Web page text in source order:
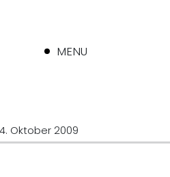
MENU
Oktober 2009